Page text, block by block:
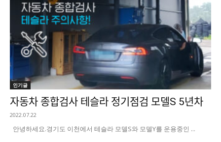
인기글
자동차 종합검사 테슬라 정기점검 모델S 5년차
2022.07.22
안녕하세요. ​경기도 이천에서 테슬라 모델S와 모델Y를 운용중인 ...